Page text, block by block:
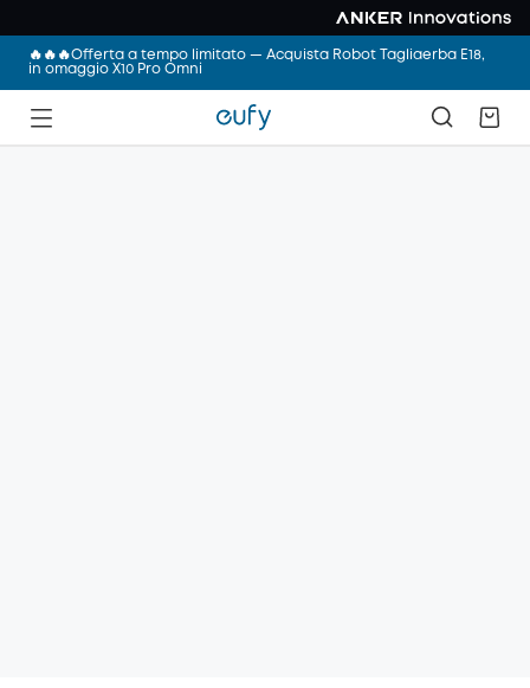
🔥🔥🔥Offerta a tempo limitato — Acquista Robot Tagliaerba E18,
in omaggio X10 Pro Omni